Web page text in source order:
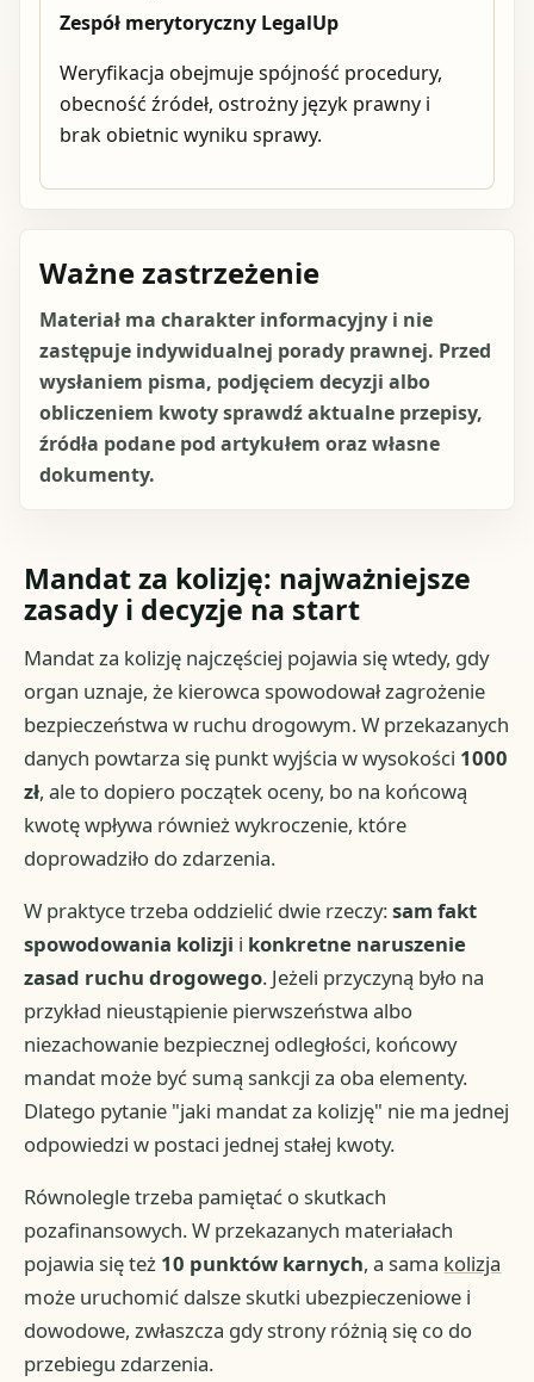
Zespół merytoryczny LegalUp
Weryfikacja obejmuje spójność procedury,
obecność źródeł, ostrożny język prawny i
brak obietnic wyniku sprawy.
Ważne zastrzeżenie
Materiał ma charakter informacyjny i nie
zastępuje indywidualnej porady prawnej. Przed
wysłaniem pisma, podjęciem decyzji albo
obliczeniem kwoty sprawdź aktualne przepisy,
źródła podane pod artykułem oraz własne
dokumenty.
Mandat za kolizję: najważniejsze
zasady i decyzje na start
Mandat za kolizję najczęściej pojawia się wtedy, gdy
organ uznaje, że kierowca spowodował zagrożenie
bezpieczeństwa w ruchu drogowym. W przekazanych
danych powtarza się punkt wyjścia w wysokości 1000
zł, ale to dopiero początek oceny, bo na końcową
kwotę wpływa również wykroczenie, które
doprowadziło do zdarzenia.
W praktyce trzeba oddzielić dwie rzeczy:sam fakt
spowodowania kolizji i konkretne naruszenie
zasad ruchu drogowego. Jeżeli przyczyną było na
przykład nieustąpienie pierwszeństwa albo
niezachowanie bezpiecznej odległości, końcowy
mandat może być sumą sankcji za oba elementy.
Dlatego pytanie "jaki mandat za kolizję" nie ma jednej
odpowiedzi w postaci jednej stałej kwoty.
Równolegle trzeba pamiętać o skutkach
pozafinansowych. W przekazanych materiałach
pojawia się też 10 punktów karnych, a sama kolizja
może uruchomić dalsze skutki ubezpieczeniowe i
dowodowe, zwłaszcza gdy strony różnią się co do
przebiegu zdarzenia.